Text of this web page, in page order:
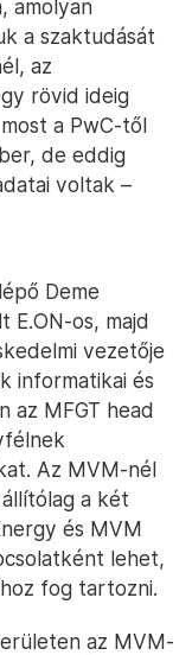
amolyan
a szaktudását
az
rövid ideig
a PwC-től
de eddig
voltak –
Deme
E.ON-os, majd
vezetője
informatikai és
az MFGT head
Az MVM-nél
a két
és MVM
lehet,
fog tartozni.
az MVM-